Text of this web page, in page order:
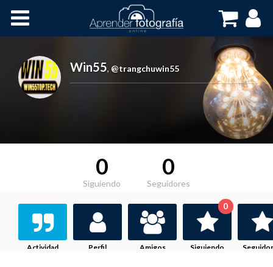
Cursos OnLine
Win55, @trangchuwin55
0
Siguiendo
0
Seguidores
Actividad Perfil Amigos Siguiendo
0